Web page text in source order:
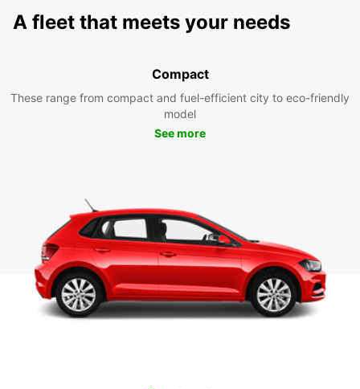
A fleet that meets your needs
Compact
These range from compact and fuel-efficient city to eco-friendly
model
See more